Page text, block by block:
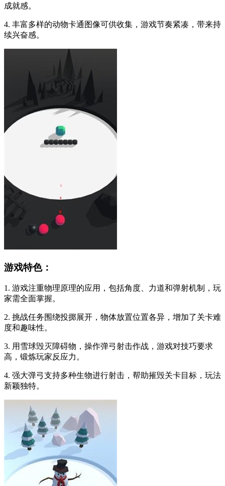
成就感。
4. 丰富多样的动物卡通图像可供收集，游戏节奏紧凑，带来持
续兴奋感。
游戏特色：
1. 游戏注重物理原理的应用，包括角度、力道和弹射机制，玩
家需全面掌握。
2. 挑战任务围绕投掷展开，物体放置位置各异，增加了关卡难
度和趣味性。
3. 用雪球毁灭障碍物，操作弹弓射击作战，游戏对技巧要求
高，锻炼玩家反应力。
4. 强大弹弓支持多种生物进行射击，帮助摧毁关卡目标，玩法
新颖独特。